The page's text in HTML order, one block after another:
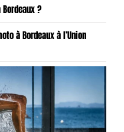
?
à Bordeaux à l’Union